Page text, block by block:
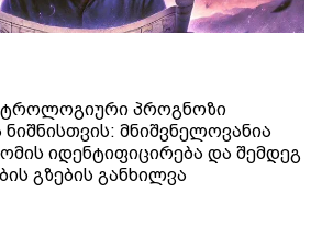
პროგნოზი
მნიშვნელოვანია
იდენტიფიცირება და შემდეგ
გზების განხილვა